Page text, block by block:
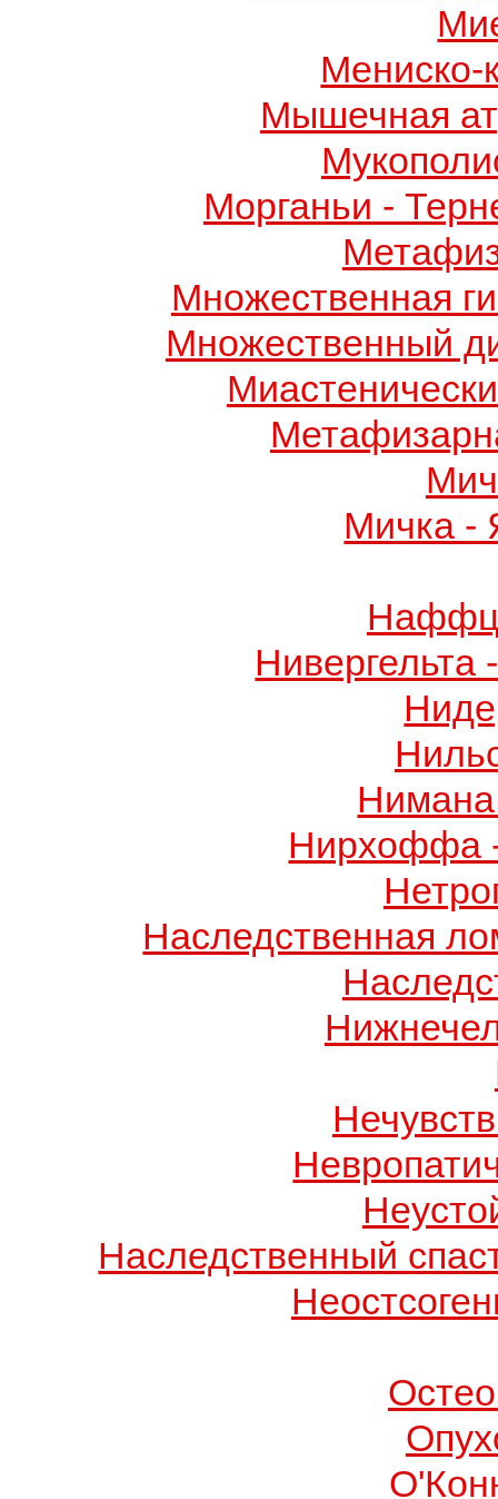
Мениско-
Мышечная
Морганьи -
Множественная
Множественный
Мичка -
Нимана
Нирхоффа
Наследственная
Наследственный